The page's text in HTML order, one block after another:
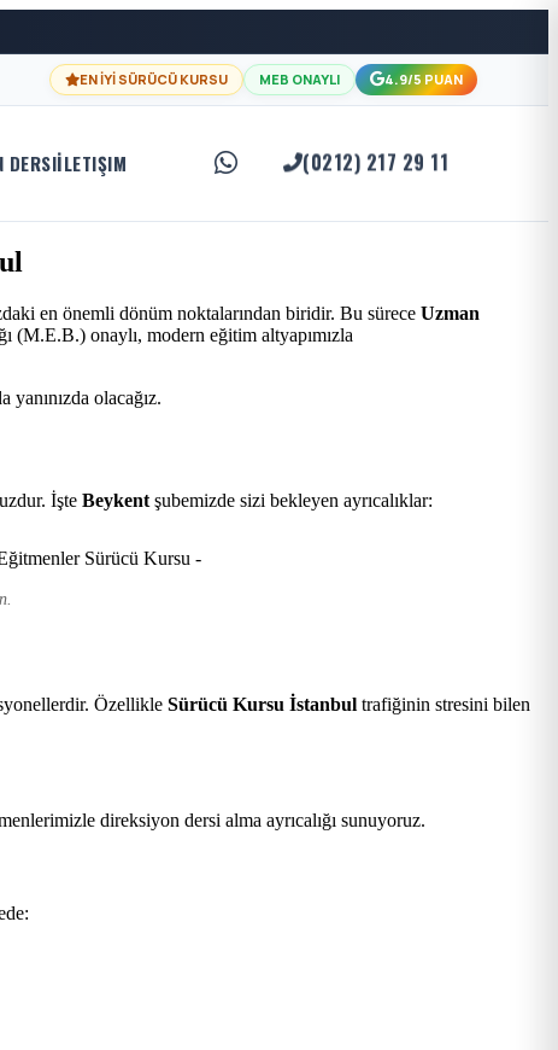
EN İYİ SÜRÜCÜ KURSU MEB ONAYLI 4.9/5 PUAN
DERSIİLETIŞIM (0212) 217 29 11
en önemli dönüm noktalarından biridir. Bu sürece Uzman
(M.E.B.) onaylı, modern eğitim altyapımızla
olacağız.
İşte Beykent şubemizde sizi bekleyen ayrıcalıklar:
Özellikle Sürücü Kursu İstanbul trafiğinin stresini bilen
direksiyon dersi alma ayrıcalığı sunuyoruz.